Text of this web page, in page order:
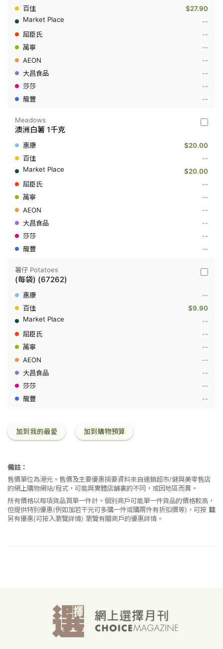
Baking
(US)
裝
磅
$27.90
--
--
--
--
--
--
--
澳
洲
白
1
Meadows
澳洲白薯 1千克
$20.00
--
$20.00
--
--
--
--
--
--
薯
(每
(67262)
薯仔 Potatoes
(每袋) (67262)
--
$9.90
--
--
--
--
--
--
--
加到我的最愛 加到購物預算
備註：
售價單位為港元。售價及主要優惠摘要資料來自連鎖超市/健與美零售店
的網上購物網站/程式，可能與實體店舖裏的不同，或因地區而異。
所有價格以每項貨品買單一件計。個別商戶可能單一件貨品的價格較高，
但提供特別優惠(例如加若干元可多購一件或購兩件有折扣價等)，可按 註
另有優惠(可按入瀏覽詳情)瀏覽有關商戶的優惠詳情。
3個新項目